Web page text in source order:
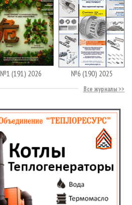
№1 (191) 2026 №6 (190) 2025
Все журналы